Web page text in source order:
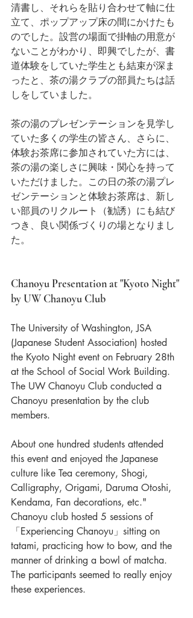
清書し、それらを貼り合わせて軸に仕
立て、ポップアップ床の間にかけたも
のでした。設営の場面で掛軸の用意が
ないことがわかり、即興でしたが、書
道体験をしていた学生とも結束が深ま
ったと、茶の湯クラブの部員たちは話
しをしていました。
茶の湯のプレゼンテーションを見学し
ていた多くの学生の皆さん、さらに、
体験お茶席に参加されていた方には、
茶の湯の楽しさに興味・関心を持って
いただけました。この日の茶の湯プレ
ゼンテーションと体験お茶席は、新し
い部員のリクルート（勧誘）にも結び
つき、良い関係づくりの場となりまし
た。
Chanoyu Presentation at "Kyoto Night"
by UW Chanoyu Club
The University of Washington, JSA
(Japanese Student Association) hosted
the Kyoto Night event on February 28th
at the School of Social Work Building.
The UW Chanoyu Club conducted a
Chanoyu presentation by the club
members.
About one hundred students attended
this event and enjoyed the Japanese
culture like Tea ceremony, Shogi,
Calligraphy, Origami, Daruma Otoshi,
Kendama, Fan decorations, etc."
Chanoyu club hosted 5 sessions of
「Experiencing Chanoyu」sitting on
tatami, practicing how to bow, and the
manner of drinking a bowl of matcha.
The participants seemed to really enjoy
these experiences.